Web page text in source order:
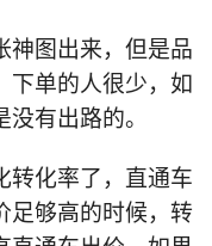
神图出来，但是品
下单的人很少，如
有出路的。
转化率了，直通车
足够高的时候，转